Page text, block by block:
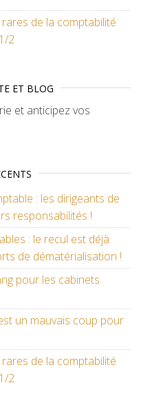
de la comptabilité
2
ET BLOG
et anticipez vos
: les dirigeants de
responsabilités !
: le recul est déjà
de dématérialisation !
pour les cabinets
un mauvais coup pour
de la comptabilité
2